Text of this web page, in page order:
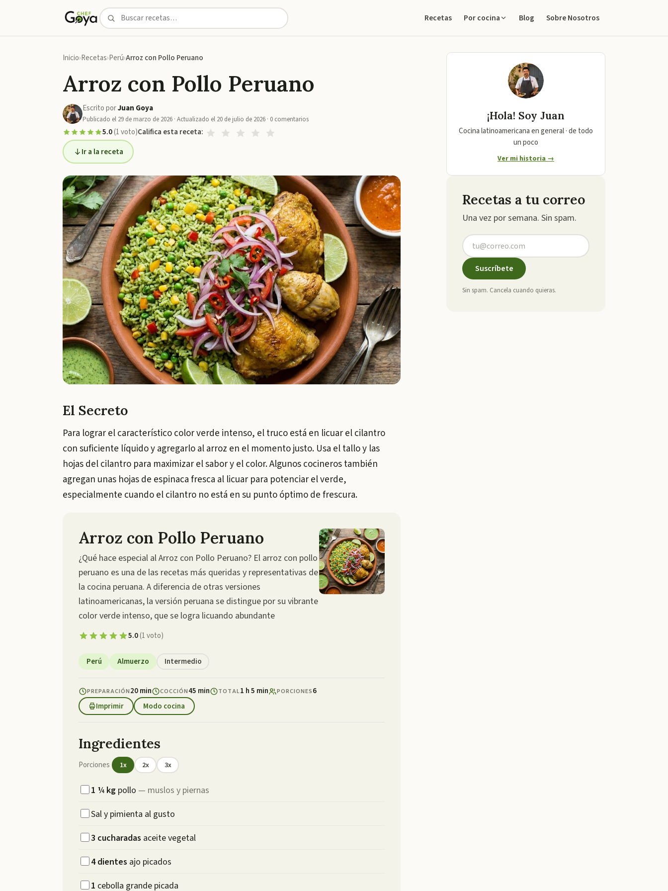
Recetas Por cocina Blog Sobre Nosotros
Inicio Recetas Perú Arroz con Pollo Peruano
Arroz con Pollo Peruano
Escrito porJuan Goya
Publicado el 29 de marzo de 2026 · Actualizado el 20 de julio de 2026 · 0 comentarios
5.0(1voto)Califica esta receta:
Ir a la receta
El Secreto
Para lograr el característico color verde intenso, el truco está en licuar el cilantro
con suficiente líquido y agregarlo al arroz en el momento justo. Usa el tallo y las
hojas del cilantro para maximizar el sabor y el color. Algunos cocineros también
agregan unas hojas de espinaca fresca al licuar para potenciar el verde,
especialmente cuando el cilantro no está en su punto óptimo de frescura.
Arroz con Pollo Peruano
¿Qué hace especial al Arroz con Pollo Peruano? El arroz con pollo
peruano es una de las recetas más queridas y representativas de
la cocina peruana. A diferencia de otras versiones
latinoamericanas, la versión peruana se distingue por su vibrante
color verde intenso, que se logra licuando abundante
5.0(1voto)
Perú Almuerzo Intermedio
PREPARACIÓN20 min COCCIÓN45 min TOTAL1 h 5 min PORCIONES6
Imprimir
Modo cocina
Ingredientes
Porciones 1x 2x 3x
1 ¼ kg pollo — muslos y piernas
Sal y pimienta al gusto
3 cucharadas aceite vegetal
4dientes ajo picados
1 cebolla grande picada
¡Hola! Soy Juan
Cocina latinoamericana en general · de todo
un poco
Ver mi historia →
Recetas a tu correo
Una vez por semana. Sin spam.
Suscríbete
Sin spam. Cancela cuando quieras.